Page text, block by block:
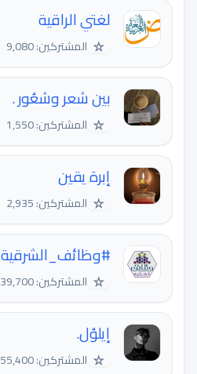
لغتي الراقية
☆ المشتركين: 9,080
بين شعر وشعُور .
☆ المشتركين: 1,550
إبرة يقين
☆ المشتركين: 2,935
#وظائف_الشرقية KSA
☆ المشتركين: 39,700
إيلوُل.
☆ المشتركين: 55,400